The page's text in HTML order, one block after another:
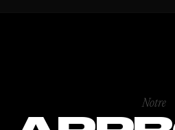
Notre